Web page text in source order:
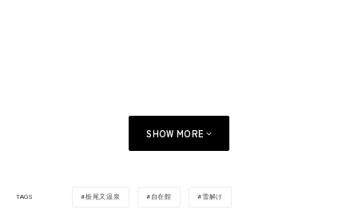
SHOW MORE
TAGS 栃尾又温泉 自在館 雪解け